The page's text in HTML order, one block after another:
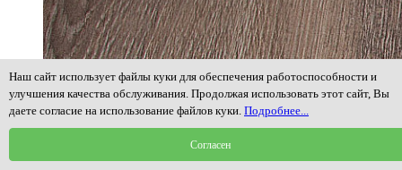
Наш сайт использует файлы куки для обеспечения работоспособности и
улучшения качества обслуживания. Продолжая использовать этот сайт, Вы
даете согласие на использование файлов куки. Подробнее...
Согласен